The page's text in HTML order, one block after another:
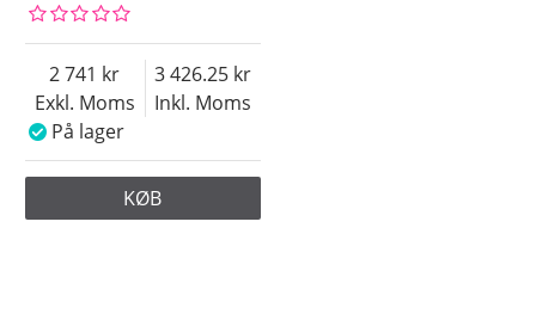
Exkl. Moms
2 741
Inkl. Moms
3 426.25
På lager
KØB